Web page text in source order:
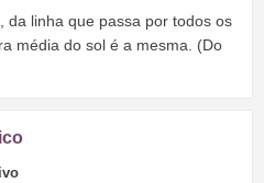
da linha que passa por todos os
média do sol é a mesma. (Do